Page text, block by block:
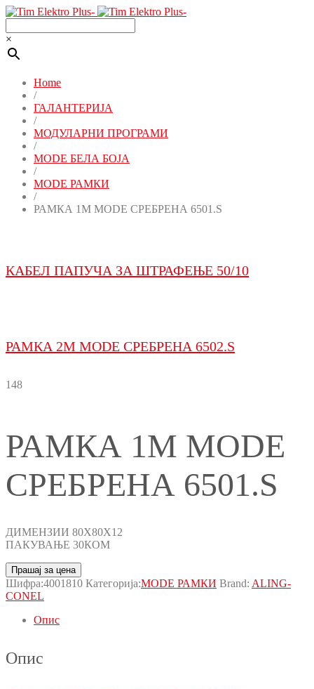
×
Home
/
ГАЛАНТЕРИЈА
/
МОДУЛАРНИ ПРОГРАМИ
/
MODE БЕЛА БОЈА
/
MODE РАМКИ
/
РАМКА 1M MODE СРЕБРЕНА 6501.S
КАБЕЛ ПАПУЧА ЗА ШТРАФЕЊЕ 50/10
РАМКА 2M MODE СРЕБРЕНА 6502.S
148
РАМКА 1M MODE
СРЕБРЕНА 6501.S
ДИМЕНЗИИ 80X80X12
ПАКУВАЊЕ 30КОМ
Прашај за цена
Шифра:4001810 Категорија:MODE РАМКИ Brand: ALING-
CONEL
Опис
Опис